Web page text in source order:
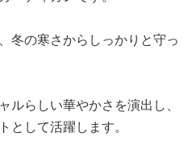
冬の寒さからしっかりと守っ
ルらしい華やかさを演出し、
として活躍します。